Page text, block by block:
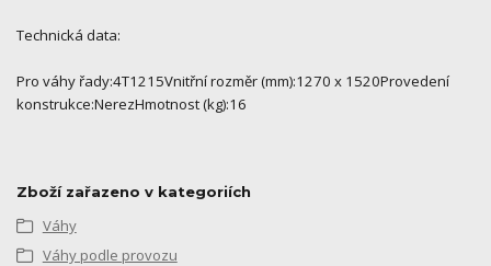
Technická data:
Pro váhy řady:4T1215Vnitřní rozměr (mm):1270 x 1520Provedení
konstrukce:NerezHmotnost (kg):16
Zboží zařazeno v kategoriích
Váhy
Váhy podle provozu